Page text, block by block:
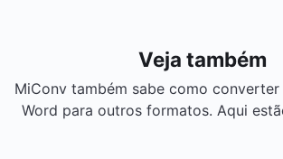
Veja também
MiConv também sabe como
Word para outros formatos. Aqui